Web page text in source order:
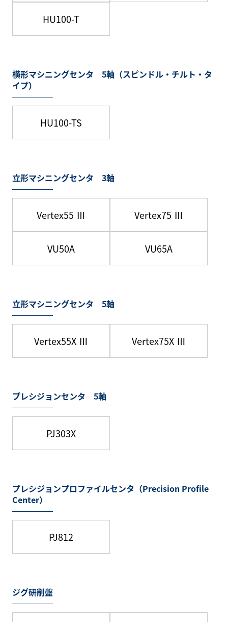
HU100-T
横形マシニングセンタ 5軸（スピンドル・チルト・タ
イプ）
HU100-TS
立形マシニングセンタ 3軸
Vertex55 Ⅲ Vertex75 Ⅲ
VU50A VU65A
立形マシニングセンタ 5軸
Vertex55X Ⅲ Vertex75X Ⅲ
プレシジョンセンタ 5軸
PJ303X
プレシジョンプロファイルセンタ（Precision Profile
Center）
PJ812
ジグ研削盤